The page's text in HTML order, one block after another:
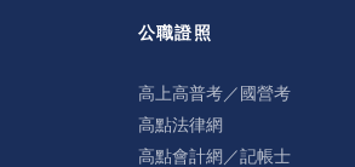
公職證照
高上高普考／國營考
高點法律網
高點會計網／記帳士